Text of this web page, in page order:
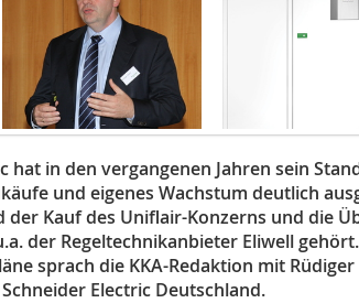
hat in den vergangenen Jahren sein
und eigenes Wachstum deutlich
Kauf des Uniflair-Konzerns und die
der Regeltechnikanbieter Eliwell
sprach die KKA-Redaktion mit
Electric Deutschland.